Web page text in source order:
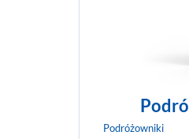
Podróżowniki